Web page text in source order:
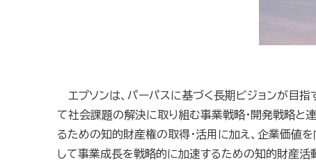
エプソンは、パーパスに基づく長期ビジョンが目指
て社会課題の解決に取り組む事業戦略・開発戦略と
るための知的財産権の取得・活用に加え、企業価値
して事業成長を戦略的に加速するための知的財産活